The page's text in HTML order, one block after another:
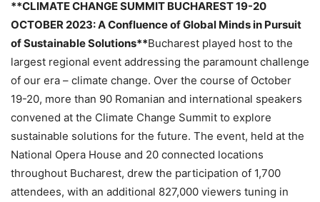
**CLIMATE CHANGE SUMMIT BUCHAREST 19-20
OCTOBER 2023: A Confluence of Global Minds in Pursuit
of Sustainable Solutions**Bucharest played host to the
largest regional event addressing the paramount challenge
of our era – climate change. Over the course of October
19-20, more than 90 Romanian and international speakers
convened at the Climate Change Summit to explore
sustainable solutions for the future. The event, held at the
National Opera House and 20 connected locations
throughout Bucharest, drew the participation of 1,700
attendees, with an additional 827,000 viewers tuning in